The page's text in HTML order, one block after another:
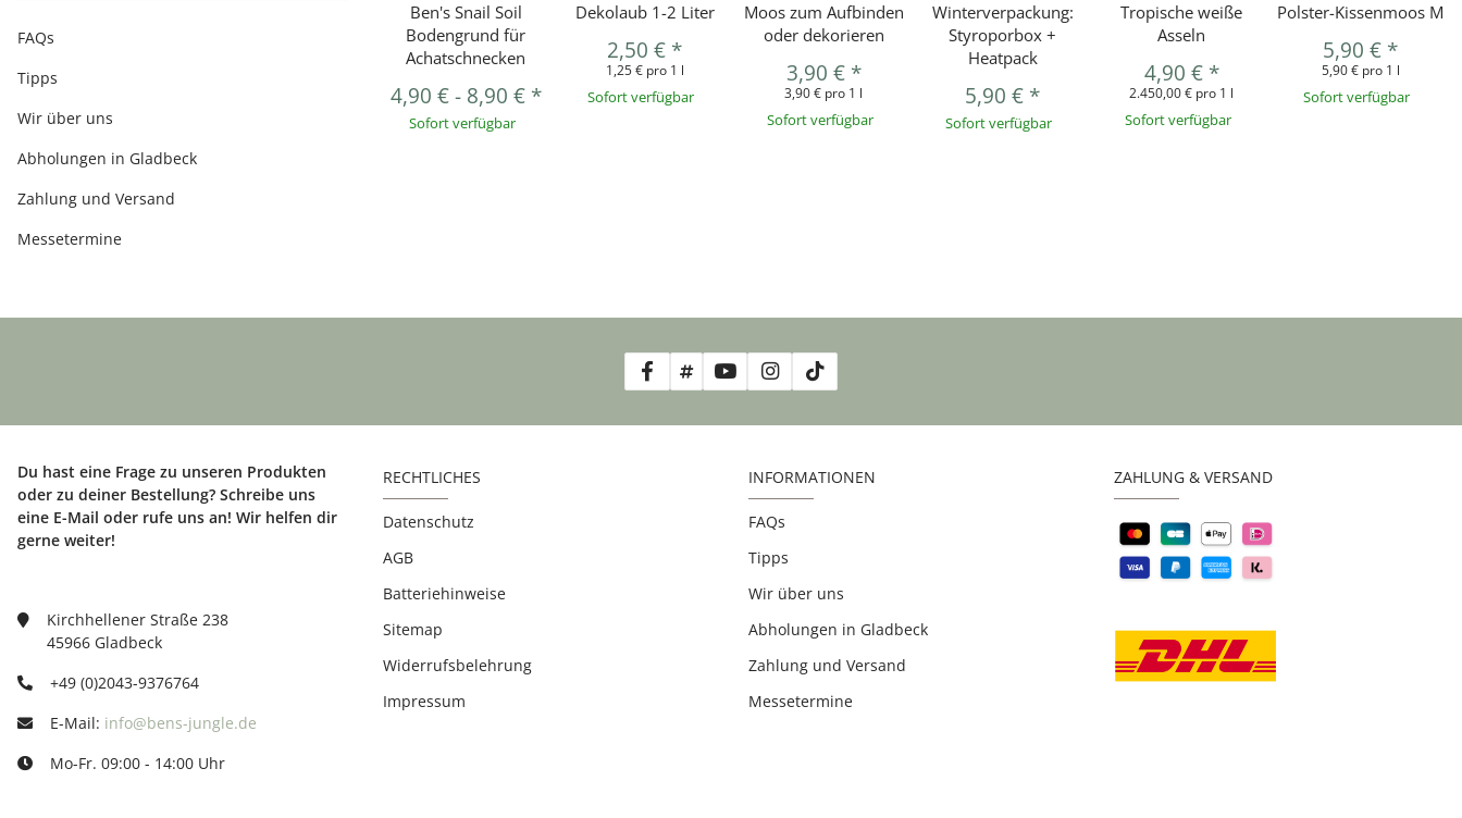
Ben's Snail Soil
Bodengrund für
Achatschnecken
4,90 €- 8,90 € *
Sofort verfügbar
Dekolaub 1-2 Liter
2,50 € *
1,25 € pro 1 l
Sofort verfügbar
Moos zum Aufbinden
oder dekorieren
3,90 € *
3,90 € pro 1 l
Sofort verfügbar
Winterverpackung:
Styroporbox +
Heatpack
5,90 € *
Sofort verfügbar
Tropische weiße
Asseln
4,90 € *
2.450,00 € pro 1 l
Sofort verfügbar
Polster-Kissenmoos M
5,90 € *
5,90 € pro 1 l
Sofort verfügbar
FAQs
Tipps
Wir über uns
Abholungen in Gladbeck
Zahlung und Versand
Messetermine
Du hast eine Frage zu unseren Produkten
oder zu deiner Bestellung? Schreibe uns
eine E-Mail oder rufe uns an! Wir helfen dir
gerne weiter!
Kirchhellener Straße 238
45966 Gladbeck
+49 (0)2043-9376764
E-Mail: info@bens-jungle.de
Mo-Fr. 09:00 - 14:00 Uhr
RECHTLICHES
Datenschutz
AGB
Batteriehinweise
Sitemap
Widerrufsbelehrung
Impressum
INFORMATIONEN
FAQs
Tipps
Wir über uns
Abholungen in Gladbeck
Zahlung und Versand
Messetermine
ZAHLUNG & VERSAND